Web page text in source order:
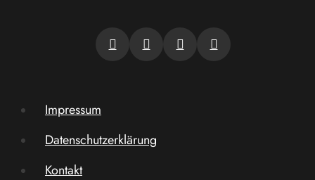
Impressum
Datenschutzerklärung
Kontakt